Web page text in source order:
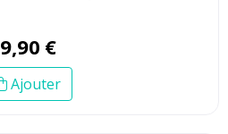
9,90 €
Ajouter